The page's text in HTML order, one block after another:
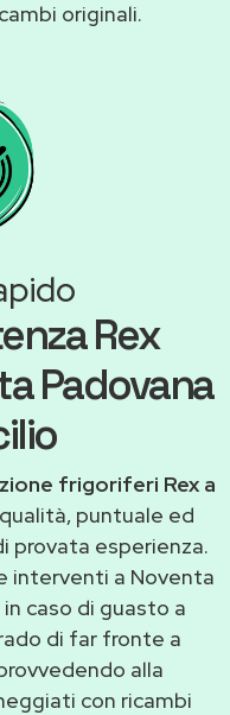
originali.
Rex
Padovana
frigoriferi Rex a
puntuale ed
provata esperienza.
interventi a Noventa
caso di guasto a
di far fronte a
alla
con ricambi